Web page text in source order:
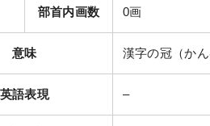
部首内画数 0画
意味 漢字の冠（か
英語表現 –